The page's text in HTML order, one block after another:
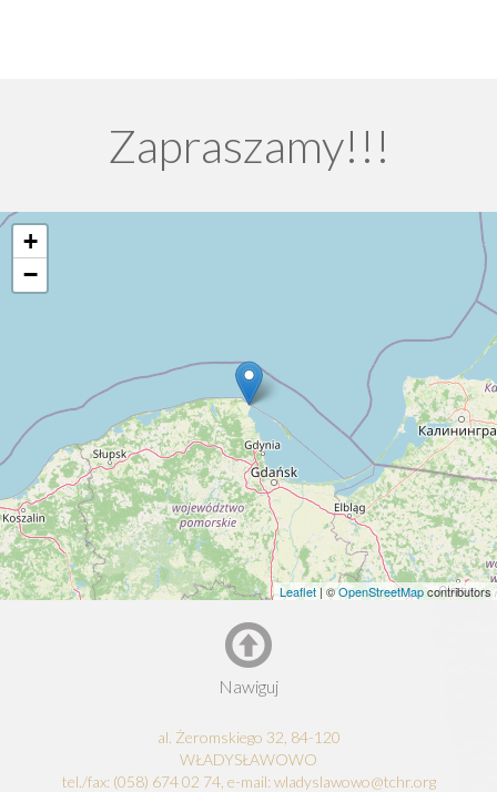
Zapraszamy!!!
+
−
Leaflet | ©OpenStreetMapcontributors
Nawiguj
al. Żeromskiego 32, 84-120
WŁADYSŁAWOWO
tel./fax: (058) 674 02 74, e-mail: wladyslawowo@tchr.org